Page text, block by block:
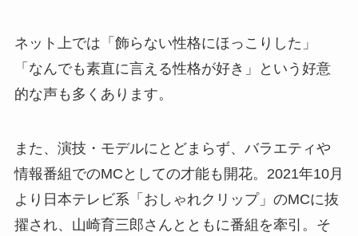
ネット上では「飾らない性格にほっこりした」
「なんでも素直に言える性格が好き」という好意
的な声も多くあります。
また、演技・モデルにとどまらず、バラエティや
情報番組でのMCとしての才能も開花。2021年10月
より日本テレビ系「おしゃれクリップ」のMCに抜
擢され、山崎育三郎さんとともに番組を牽引。そ